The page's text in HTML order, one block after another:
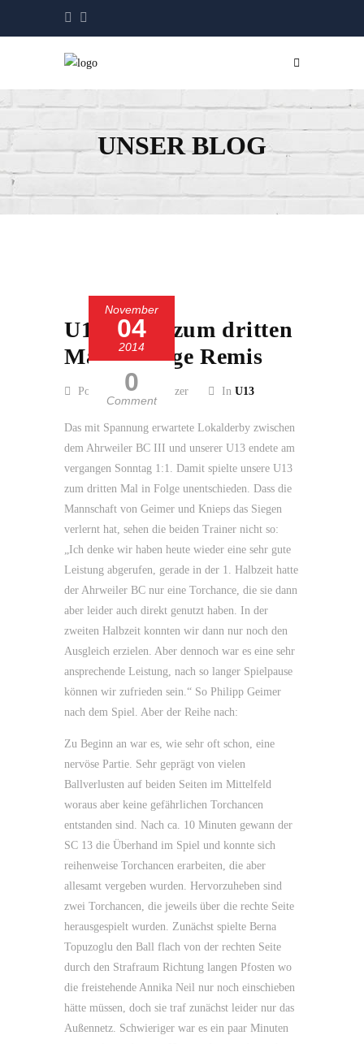
UNSER BLOG
November
04
2014
0
Comment
U13 spielt zum dritten
Mal in Folge Remis
Posted by Guido Kölzer In U13
Das mit Spannung erwartete Lokalderby zwischen
dem Ahrweiler BC III und unserer U13 endete am
vergangen Sonntag 1:1. Damit spielte unsere U13
zum dritten Mal in Folge unentschieden. Dass die
Mannschaft von Geimer und Knieps das Siegen
verlernt hat, sehen die beiden Trainer nicht so:
„Ich denke wir haben heute wieder eine sehr gute
Leistung abgerufen, gerade in der 1. Halbzeit hatte
der Ahrweiler BC nur eine Torchance, die sie dann
aber leider auch direkt genutzt haben. In der
zweiten Halbzeit konnten wir dann nur noch den
Ausgleich erzielen. Aber dennoch war es eine sehr
ansprechende Leistung, nach so langer Spielpause
können wir zufrieden sein.“ So Philipp Geimer
nach dem Spiel. Aber der Reihe nach:
Zu Beginn an war es, wie sehr oft schon, eine
nervöse Partie. Sehr geprägt von vielen
Ballverlusten auf beiden Seiten im Mittelfeld
woraus aber keine gefährlichen Torchancen
entstanden sind. Nach ca. 10 Minuten gewann der
SC 13 die Überhand im Spiel und konnte sich
reihenweise Torchancen erarbeiten, die aber
allesamt vergeben wurden. Hervorzuheben sind
zwei Torchancen, die jeweils über die rechte Seite
herausgespielt wurden. Zunächst spielte Berna
Topuzoglu den Ball flach von der rechten Seite
durch den Strafraum Richtung langen Pfosten wo
die freistehende Annika Neil nur noch einschieben
hätte müssen, doch sie traf zunächst leider nur das
Außennetz. Schwieriger war es ein paar Minuten